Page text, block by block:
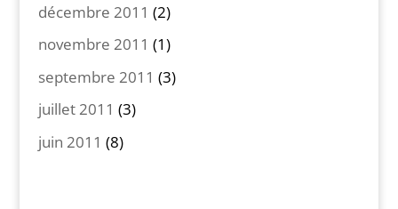
décembre 2011 (2)
novembre 2011 (1)
septembre 2011 (3)
juillet 2011 (3)
juin 2011 (8)